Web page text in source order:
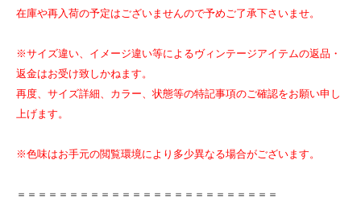
在庫や再入荷の予定はございませんので予めご了承下さいませ。
※サイズ違い、イメージ違い等によるヴィンテージアイテムの返品・
返金はお受け致しかねます。
再度、サイズ詳細、カラー、状態等の特記事項のご確認をお願い申し
上げます。
※色味はお手元の閲覧環境により多少異なる場合がございます。
＝＝＝＝＝＝＝＝＝＝＝＝＝＝＝＝＝＝＝＝＝＝＝＝＝